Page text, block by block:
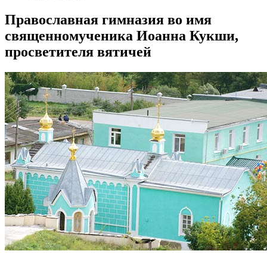
Православная гимназия во имя
священномученика Иоанна Кукши,
просветителя вятичей